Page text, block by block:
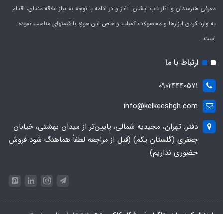
معرفی هنرمندان و آثار ناب ایشان آغاز و در ادامه با توجه به نیاز علاقه مندان، اقدام
به وارد کردن ابزارها و محصولات کمیاب و خاص این حوزه با قیمتهای مناسب نموده
است.
ارتباط با ما
09024440571
info@kelkeeshgh.com
دفتر: تهران، مجیدیه شمالی، پایین‌تر از میدان بهشتی، خیابان
جعفری (گلستان یکم) (قبل از مراجعه لطفاً هماهنگ شود فروش
حضوری نداریم)